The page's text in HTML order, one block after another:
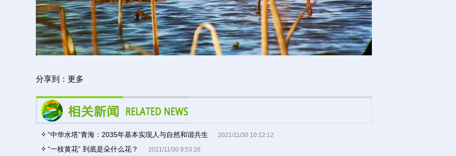
分享到： 更多
“中华水塔”青海：2035年基本实现人与自然和谐共生 2021/11/30 10:12:12
“一枝黄花” 到底是朵什么花？ 2021/11/30 9:53:26